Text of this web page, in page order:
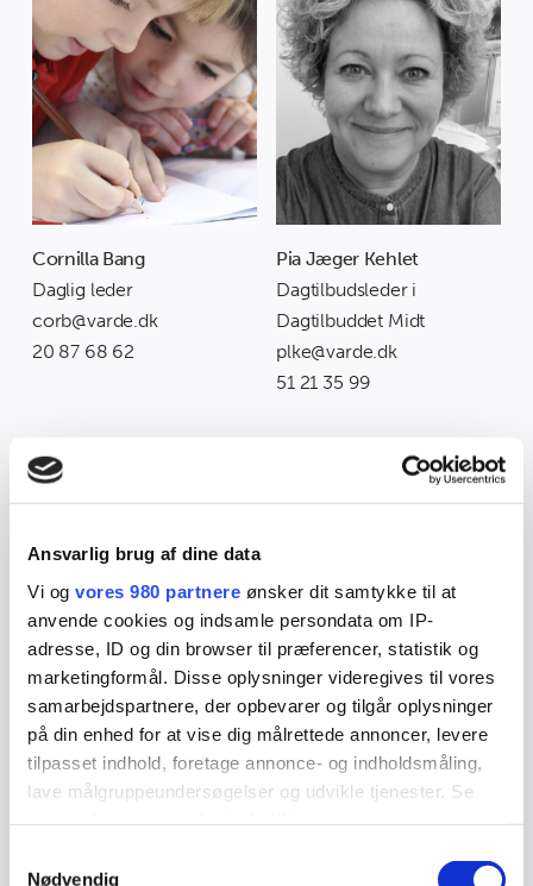
Ansvarlig brug af dine data
Vi og vores 980 partnere ønsker dit samtykke til at
anvende cookies og indsamle persondata om IP-
adresse, ID og din browser til præferencer, statistik og
marketingformål. Disse oplysninger videregives til vores
samarbejdspartnere, der opbevarer og tilgår oplysninger
på din enhed for at vise dig målrettede annoncer, levere
tilpasset indhold, foretage annonce- og indholdsmåling,
lave målgruppeundersøgelser og udvikle tjenester. Se
tilbage eller ændre indstillinger fra vores
Nødvendig
Cornilla Bang
Daglig leder
corb@varde.dk
20 87 68 62
Pia Jæger Kehlet
Dagtilbudsleder i
Dagtilbuddet Midt
plke@varde.dk
51 21 35 99
Souschef i Dagtilbuddet
23 31 80 31